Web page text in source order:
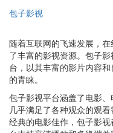
包子影视
随着互联网的飞速发展，
了丰富的影视资源。包子
台，以其丰富的影片内容
的青睐。
包子影视平台涵盖了电影
几乎满足了各种观众的观
经典的电影佳作，包子影